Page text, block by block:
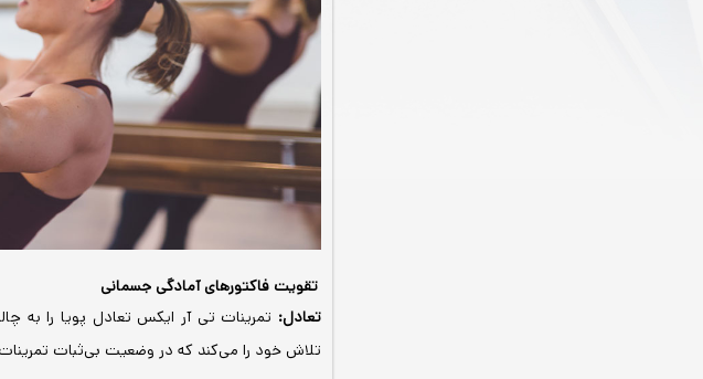
تقویت فاکتورهای آمادگی جسمانی
تعادل: تمرینات تی آر ایکس تعادل پویا را به
تلاش خود را می‌کند که در وضعیت بی‌ثبات تمرینات